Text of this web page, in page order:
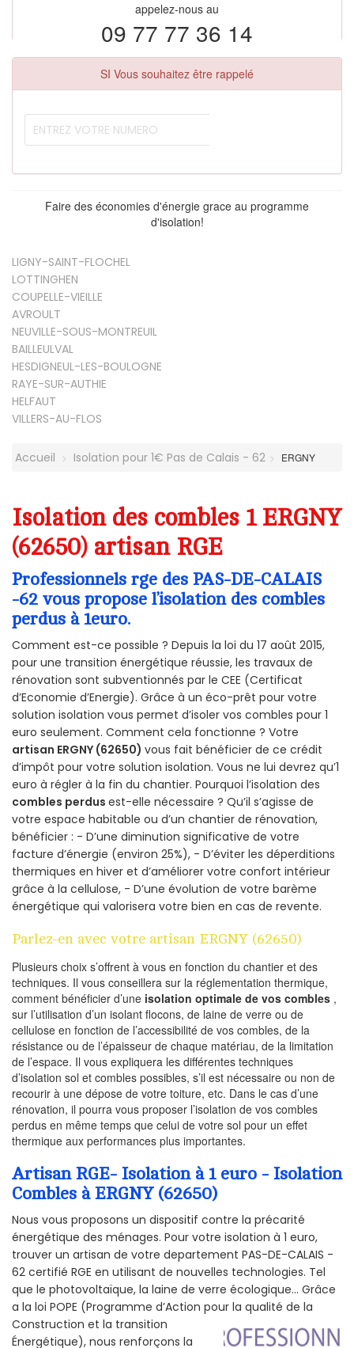
appelez-nous au
09 77 77 36 14
SI Vous souhaitez être rappelé
Faire des économies d'énergie grace au programme
d'isolation!
LIGNY-SAINT-FLOCHEL
LOTTINGHEN
COUPELLE-VIEILLE
AVROULT
NEUVILLE-SOUS-MONTREUIL
BAILLEULVAL
HESDIGNEUL-LES-BOULOGNE
RAYE-SUR-AUTHIE
HELFAUT
VILLERS-AU-FLOS
Accueil Isolation pour 1€ Pas de Calais - 62 ERGNY
Isolation des combles 1 ERGNY
(62650) artisan RGE
Professionnels rge des PAS-DE-CALAIS
-62 vous propose l’isolation des combles
perdus à 1euro.
Comment est-ce possible ? Depuis la loi du 17 août 2015,
pour une transition énergétique réussie, les travaux de
rénovation sont subventionnés par le CEE (Certificat
d’Economie d’Energie). Grâce à un éco-prêt pour votre
solution isolation vous permet d’isoler vos combles pour 1
euro seulement. Comment cela fonctionne ? Votre
artisan ERGNY (62650) vous fait bénéficier de ce crédit
d’impôt pour votre solution isolation. Vous ne lui devrez qu’1
euro à régler à la fin du chantier. Pourquoi l’isolation des
combles perdus est-elle nécessaire ? Qu’il s’agisse de
votre espace habitable ou d’un chantier de rénovation,
bénéficier : - D’une diminution significative de votre
facture d’énergie (environ 25%), - D’éviter les déperditions
thermiques en hiver et d’améliorer votre confort intérieur
grâce à la cellulose, - D’une évolution de votre barème
énergétique qui valorisera votre bien en cas de revente.
Parlez-en avec votre artisan ERGNY (62650)
Plusieurs choix s’offrent à vous en fonction du chantier et des
techniques. Il vous conseillera sur la réglementation thermique,
comment bénéficier d’une isolation optimale de vos combles ,
sur l’utilisation d’un isolant flocons, de laine de verre ou de
cellulose en fonction de l’accessibilité de vos combles, de la
résistance ou de l’épaisseur de chaque matériau, de la limitation
de l’espace. Il vous expliquera les différentes techniques
d’isolation sol et combles possibles, s’il est nécessaire ou non de
recourir à une dépose de votre toiture, etc. Dans le cas d’une
rénovation, il pourra vous proposer l’isolation de vos combles
perdus en même temps que celui de votre sol pour un effet
thermique aux performances plus importantes.
Artisan RGE- Isolation à 1 euro - Isolation
Combles à ERGNY (62650)
Nous vous proposons un dispositif contre la précarité
énergétique des ménages. Pour votre isolation à 1 euro,
trouver un artisan de votre departement PAS-DE-CALAIS -
62 certifié RGE en utilisant de nouvelles technologies. Tel
que le photovoltaïque, la laine de verre écologique... Grâce
a la loi POPE (Programme d’Action pour la qualité de la
Construction et la transition
Énergétique), nous renforçons la